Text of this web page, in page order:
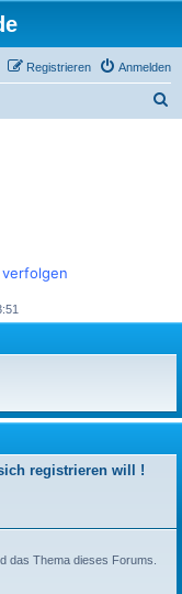
Anmelden
Registrieren
registrieren will !
das Thema dieses Forums.